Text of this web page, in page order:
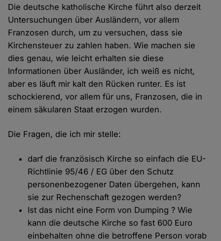
Die deutsche katholische Kirche führt also derzeit
Untersuchungen über Ausländern, vor allem
Franzosen durch, um zu versuchen, dass sie
Kirchensteuer zu zahlen haben. Wie machen sie
dies genau, wie leicht erhalten sie diese
Informationen über Ausländer, ich weiß es nicht,
aber es läuft mir kalt den Rücken runter. Es ist
schockierend, vor allem für uns, Franzosen, die in
einem säkularen Staat erzogen wurden.
Die Fragen, die ich mir stelle:
darf die französisch Kirche so einfach die EU-
Richtlinie 95/46 / EG über den Schutz
personenbezogener Daten übergehen, kann
sie zur Rechenschaft gezogen werden?
Ist das nicht eine Form von Dumping ? Wie
kann die deutsche Kirche so fast 600 Euro
einbehalten ohne die betroffene Person vorab